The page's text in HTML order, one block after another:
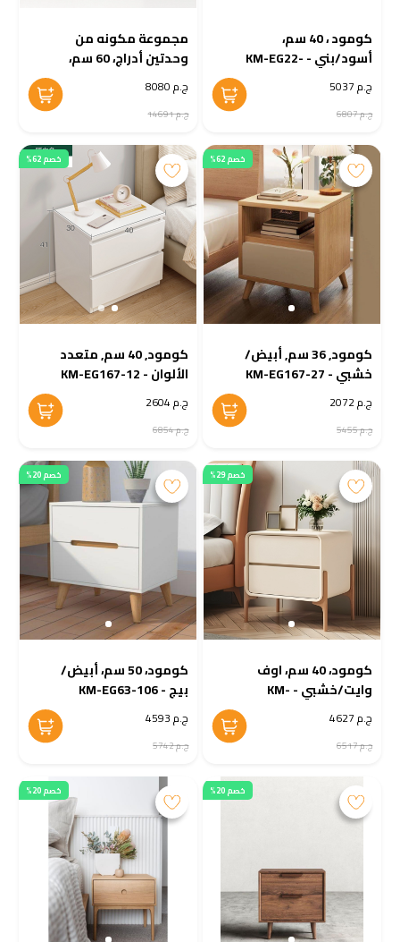
كومود ، 40 سم،
أسود/بني - KM-EG22-
ج.م 5037
ج.م 6807
مجموعة مكونه من
وحدتين أدراج، 60 سم،
أبيض - BUN6ج.م 8080
ج.م 14691
خصم 62%
كومود, 36 سم, أبيض/
خشبي - KM-EG167-27
ج.م 2072
ج.م 5455
خصم 62%
كومود, 40 سم, متعدد
الألوان - KM-EG167-12
ج.م 2604
ج.م 6854
خصم 29%
كومود، 40 سم، اوف
وايت/خشبي - KM-
EG138-01ج.م 4627
ج.م 6517
خصم 20%
كومود، 50 سم، أبيض/
بيج - KM-EG63-106
ج.م 4593
ج.م 5742
خصم 20% خصم 20%